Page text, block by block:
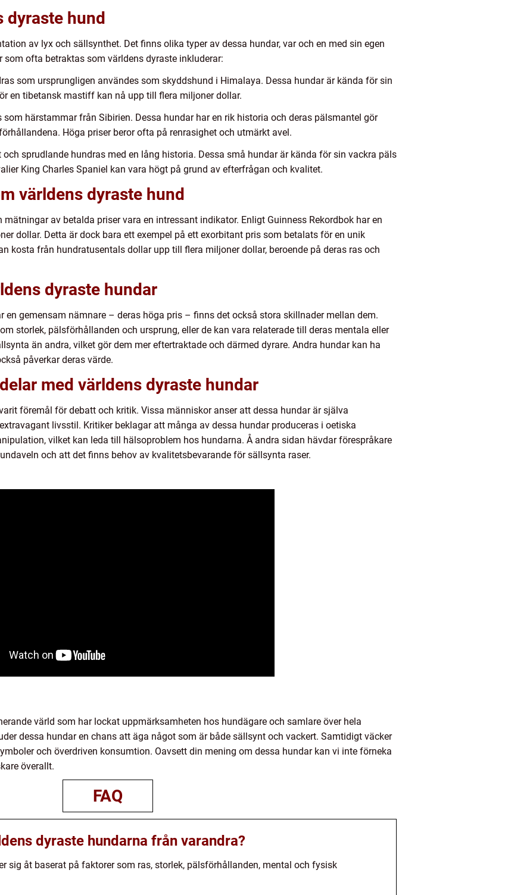
dyraste hund
av lyx och sällsynthet. Det finns olika typer av dessa hundar, var och en med sin egen
ofta betraktas som världens dyraste inkluderar:
som ursprungligen användes som skyddshund i Himalaya. Dessa hundar är kända för sin
en tibetansk mastiff kan nå upp till flera miljoner dollar.
härstammar från Sibirien. Dessa hundar har en rik historia och deras pälsmantel gör
Höga priser beror ofta på renrasighet och utmärkt avel.
och sprudlande hundras med en lång historia. Dessa små hundar är kända för sin vackra päls
King Charles Spaniel kan vara högt på grund av efterfrågan och kvalitet.
världens dyraste hund
av betalda priser vara en intressant indikator. Enligt Guinness Rekordbok har en
dollar. Detta är dock bara ett exempel på ett exorbitant pris som betalats för en unik
kosta från hundratusentals dollar upp till flera miljoner dollar, beroende på deras ras och
dyraste hundar
en gemensam nämnare – deras höga pris – finns det också stora skillnader mellan dem.
storlek, pälsförhållanden och ursprung, eller de kan vara relaterade till deras mentala eller
än andra, vilket gör dem mer eftertraktade och därmed dyrare. Andra hundar kan ha
påverkar deras värde.
med världens dyraste hundar
föremål för debatt och kritik. Vissa människor anser att dessa hundar är själva
livsstil. Kritiker beklagar att många av dessa hundar produceras i oetiska
vilket kan leda till hälsoproblem hos hundarna. Å andra sidan hävdar förespråkare
och att det finns behov av kvalitetsbevarande för sällsynta raser.
värld som har lockat uppmärksamheten hos hundägare och samlare över hela
dessa hundar en chans att äga något som är både sällsynt och vackert. Samtidigt väcker
och överdriven konsumtion. Oavsett din mening om dessa hundar kan vi inte förneka
överallt.
FAQ
dyraste hundarna från varandra?
sig åt baserat på faktorer som ras, storlek, pälsförhållanden, mental och fysisk